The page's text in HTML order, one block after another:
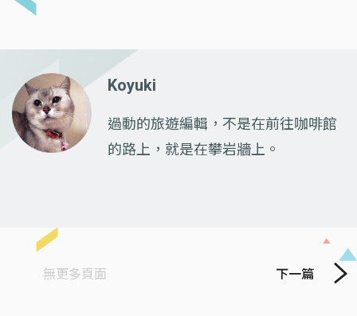
Koyuki
過動的旅遊編輯，不是在前往咖啡館
的路上，就是在攀岩牆上。
無更多頁面 下一篇